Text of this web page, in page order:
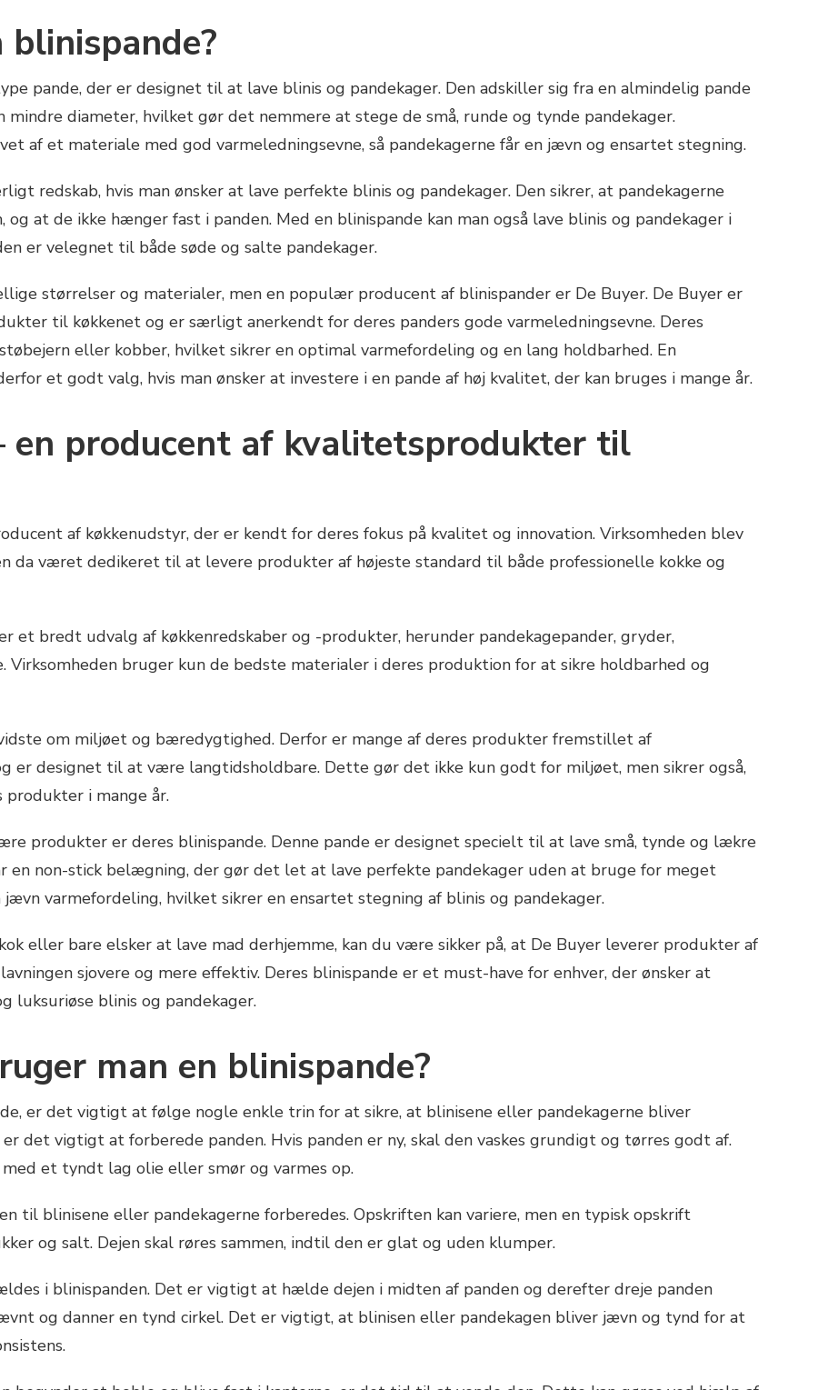
blinispande?
pande, der er designet til at lave blinis og pandekager. Den adskiller sig fra en almindelig pande
mindre diameter, hvilket gør det nemmere at stege de små, runde og tynde pandekager.
af et materiale med god varmeledningsevne, så pandekagerne får en jævn og ensartet stegning.
redskab, hvis man ønsker at lave perfekte blinis og pandekager. Den sikrer, at pandekagerne
at de ikke hænger fast i panden. Med en blinispande kan man også lave blinis og pandekager i
er velegnet til både søde og salte pandekager.
størrelser og materialer, men en populær producent af blinispander er De Buyer. De Buyer er
til køkkenet og er særligt anerkendt for deres panders gode varmeledningsevne. Deres
eller kobber, hvilket sikrer en optimal varmefordeling og en lang holdbarhed. En
et godt valg, hvis man ønsker at investere i en pande af høj kvalitet, der kan bruges i mange år.
en producent af kvalitetsprodukter til
af køkkenudstyr, der er kendt for deres fokus på kvalitet og innovation. Virksomheden blev
da været dedikeret til at levere produkter af højeste standard til både professionelle kokke og
et bredt udvalg af køkkenredskaber og -produkter, herunder pandekagepander, gryder,
Virksomheden bruger kun de bedste materialer i deres produktion for at sikre holdbarhed og
om miljøet og bæredygtighed. Derfor er mange af deres produkter fremstillet af
er designet til at være langtidsholdbare. Dette gør det ikke kun godt for miljøet, men sikrer også,
i mange år.
produkter er deres blinispande. Denne pande er designet specielt til at lave små, tynde og lækre
en non-stick belægning, der gør det let at lave perfekte pandekager uden at bruge for meget
jævn varmefordeling, hvilket sikrer en ensartet stegning af blinis og pandekager.
eller bare elsker at lave mad derhjemme, kan du være sikker på, at De Buyer leverer produkter af
sjovere og mere effektiv. Deres blinispande er et must-have for enhver, der ønsker at
luksuriøse blinis og pandekager.
man en blinispande?
er det vigtigt at følge nogle enkle trin for at sikre, at blinisene eller pandekagerne bliver
det vigtigt at forberede panden. Hvis panden er ny, skal den vaskes grundigt og tørres godt af.
et tyndt lag olie eller smør og varmes op.
til blinisene eller pandekagerne forberedes. Opskriften kan variere, men en typisk opskrift
og salt. Dejen skal røres sammen, indtil den er glat og uden klumper.
i blinispanden. Det er vigtigt at hælde dejen i midten af panden og derefter dreje panden
og danner en tynd cirkel. Det er vigtigt, at blinisen eller pandekagen bliver jævn og tynd for at